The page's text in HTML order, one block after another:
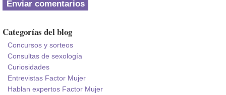
Categorías del blog
Concursos y sorteos
Consultas de sexología
Curiosidades
Entrevistas Factor Mujer
Hablan expertos Factor Mujer